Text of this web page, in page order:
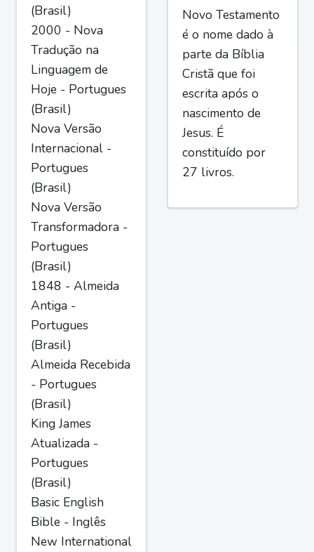
(Brasil)
2000 - Nova
Tradução na
Linguagem de
Hoje - Portugues
(Brasil)
Nova Versão
Internacional -
Portugues
(Brasil)
Nova Versão
Transformadora -
Portugues
(Brasil)
1848 - Almeida
Antiga -
Portugues
(Brasil)
Almeida Recebida
- Portugues
(Brasil)
King James
Atualizada -
Portugues
(Brasil)
Basic English
Bible - Inglês
New International
Novo Testamento
é o nome dado à
parte da Bíblia
Cristã que foi
escrita após o
nascimento de
Jesus. É
constituído por
27 livros.